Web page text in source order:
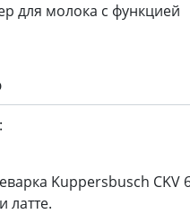
для молока с функцией
Kuppersbusch CKV
латте.